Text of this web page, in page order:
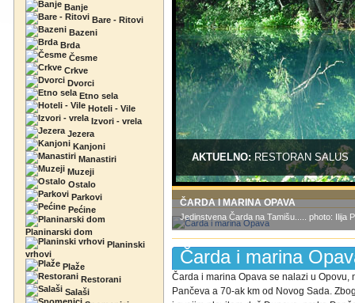
Banje
Bare - Ritovi
Bazeni
Brda
Česme
Crkve
Dvorci
Etno sela
Hoteli - Vile
Izvori - vrela
Jezera
Kanjoni
Manastiri
Muzeji
Ostalo
Parkovi
Pećine
Planinarski dom
Planinski
vrhovi
Plaže
Restorani
Salaši
AKTUELNO:RESTORAN SALUS
ČARDA I MARINA OPAVA
Jedinstvena Čarda na Tamišu..... photo: Ilija
Čarda i marina
Čarda i marina Opava se nalazi u
Pančeva a 70-ak km od Novog Sada.